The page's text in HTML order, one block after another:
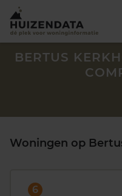
BERTUS
Woningen op
6